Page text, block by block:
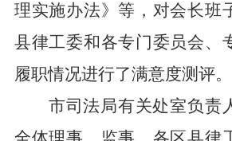
理实施办法》等，对会长班
县律工委和各专门委员会、
履职情况进行了满意度测评。
市司法局有关处室负责